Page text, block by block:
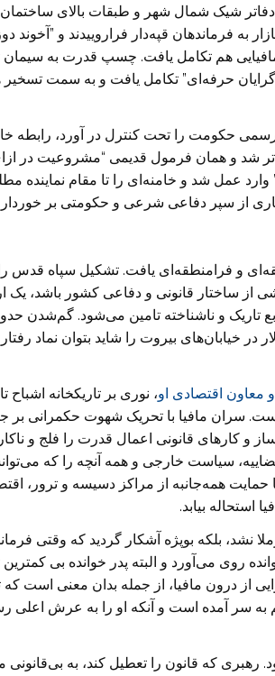
شیک شمال شهر و طبقات بالای ساختمان
فرماندهان قپه‌دار فراروییدند و ‏‏”آخوند
‏هم تکامل یافت. چسپ قدرت به سیمان
حرفه‌ای” تکامل یافت و به سمت
حکومت را تحت ‏کنترل در آورد، رابطه
شد و همان فرمول قدیمی “مشروعیت در ازای
عمل شد و خامنه‌ای را تا ‏مقام نماینده
از سپر دفاعی شرعی و حکومتی بر
و فرامنطقه‌ای یافت. ‏تشکیل سپاه قدس
از ساختار قانونی و دفاعی کشور باشد، یک
خیابان‌های بیروت را شاید بتوان نماد
معاون اقتصادی ‏او،‏ نوری بر تاریکخانه اشباح
سران مافیا با تحریک ‏شهوت حکمرانی بر
و کار‌های قانونی اعمال قدرت را فلج و
سیاست خارجی و همه آنچه را که
حمایت ‏همه‌جانبه از مراکز دسیسه و ترور،
استحاله بیابد.
نشد، بلکه بوپژه آشکار گردید که وقتی
روی می‌آورد و البته ‏پدر خوانده بی
از درون مافیا، از جمله بدان معنی است
سر آمده است و آنکه او را به عرش اعلی
رهبری که قانون را تعطیل کند، به